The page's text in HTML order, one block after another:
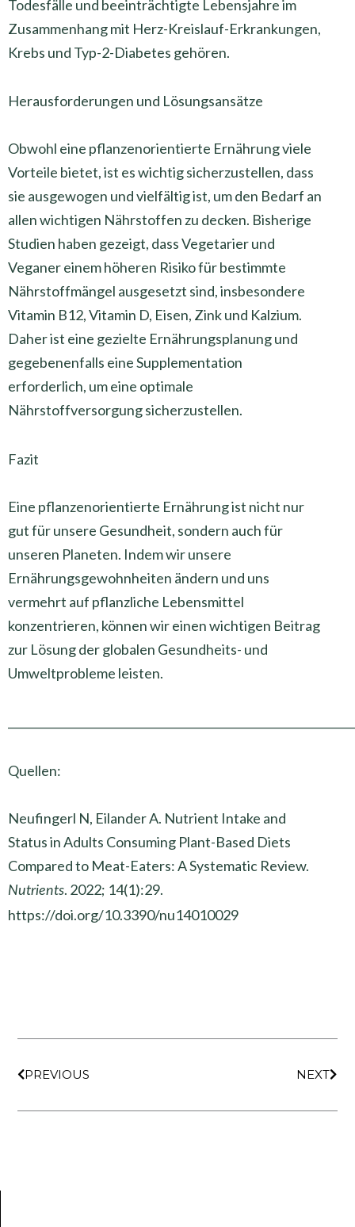
Todesfälle und beeinträchtigte Lebensjahre im
Zusammenhang mit Herz-Kreislauf-Erkrankungen,
Krebs und Typ-2-Diabetes gehören.
Herausforderungen und Lösungsansätze
Obwohl eine pflanzenorientierte Ernährung viele
Vorteile bietet, ist es wichtig sicherzustellen, dass
sie ausgewogen und vielfältig ist, um den Bedarf an
allen wichtigen Nährstoffen zu decken. Bisherige
Studien haben gezeigt, dass Vegetarier und
Veganer einem höheren Risiko für bestimmte
Nährstoffmängel ausgesetzt sind, insbesondere
Vitamin B12, Vitamin D, Eisen, Zink und Kalzium.
Daher ist eine gezielte Ernährungsplanung und
gegebenenfalls eine Supplementation
erforderlich, um eine optimale
Nährstoffversorgung sicherzustellen.
Fazit
Eine pflanzenorientierte Ernährung ist nicht nur
gut für unsere Gesundheit, sondern auch für
unseren Planeten. Indem wir unsere
Ernährungsgewohnheiten ändern und uns
vermehrt auf pflanzliche Lebensmittel
konzentrieren, können wir einen wichtigen Beitrag
zur Lösung der globalen Gesundheits- und
Umweltprobleme leisten.
Quellen:
Neufingerl N, Eilander A. Nutrient Intake and
Status in Adults Consuming Plant-Based Diets
Compared to Meat-Eaters: A Systematic Review.
Nutrients. 2022; 14(1):29.
https://doi.org/10.3390/nu14010029
PREVIOUS NEXT